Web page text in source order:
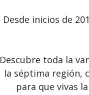
Desde inicios de
Descubre toda la
la séptima región,
para que vivas